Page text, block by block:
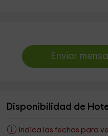
Enviar
Disponibilidad de
Indica las fechas para